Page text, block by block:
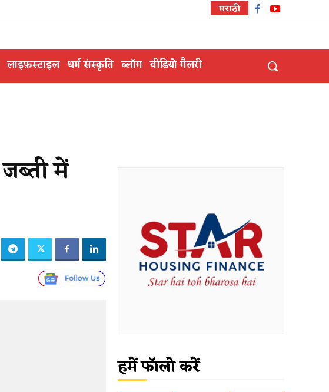
मराठी
लाइफ़स्टाइल धर्म संस्कृति ब्लॉग वीडियो गैलरी
में
हमें फॉलो करें